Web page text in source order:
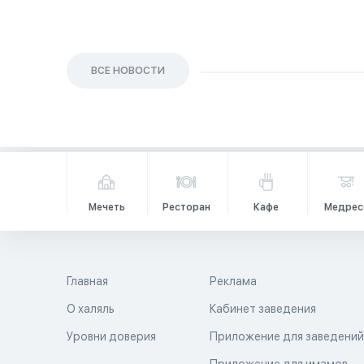
ВСЕ НОВОСТИ
Мечеть Ресторан Кафе
Главная
О халяль
Уровни доверия
Реклама
Кабинет заведения
Приложение для заведений